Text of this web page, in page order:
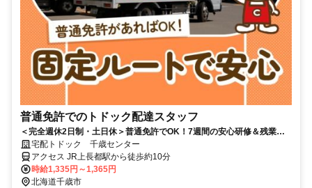
普通免許でのトドック配達スタッフ
＜完全週休2日制・土日休＞普通免許でOK！7週間の安心研修＆残業ほ
ぼナシ【ルート宅配ドライバー】
宅配トドック 千歳センター
アクセス JR上長都駅から徒歩約10分
時給1,335円～1,365円
北海道千歳市